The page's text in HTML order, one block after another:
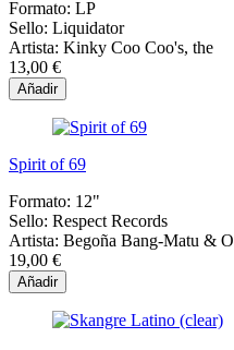
Formato: LP
Sello: Liquidator
Artista: Kinky Coo Coo's, the
13,00 €
Añadir
Spirit of 69
Formato: 12"
Sello: Respect Records
Artista: Begoña Bang-Matu &
19,00 €
Añadir